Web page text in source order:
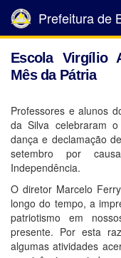
Prefeitura de
Escola Virgílio
Mês da Pátria
Professores e alunos
da Silva celebraram
dança e declamação
setembro por
Independência.
O diretor Marcelo
longo do tempo, a
patriotismo em
presente. Por esta
algumas atividades